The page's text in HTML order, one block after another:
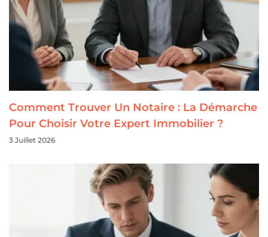
Comment Trouver Un Notaire : La Démarche
Pour Choisir Votre Expert Immobilier ?
3 Juillet 2026